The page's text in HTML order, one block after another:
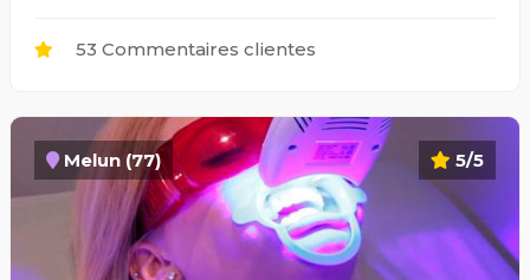
53 Commentaires clientes
5/5
Melun (77)